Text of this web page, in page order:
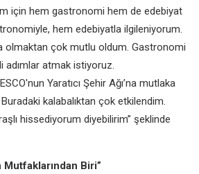
için hem gastronomi hem de edebiyat
hem edebiyatla ilgileniyorum.
olmaktan çok mutlu oldum. Gastronomi
adımlar atmak istiyoruz.
Yaratıcı Şehir Ağı’na mutlaka
kalabalıktan çok etkilendim.
hissediyorum diyebilirim” şeklinde
Mutfaklarından Biri”